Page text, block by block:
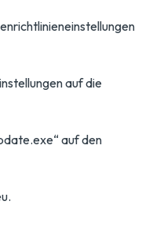
auf die
auf den